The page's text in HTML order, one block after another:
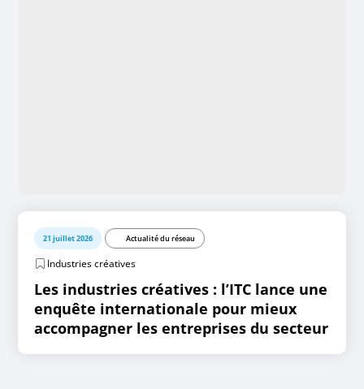
21 juillet 2026 Actualité du réseau
Industries créatives
Les industries créatives : l’ITC lance une
enquête internationale pour mieux
accompagner les entreprises du secteur